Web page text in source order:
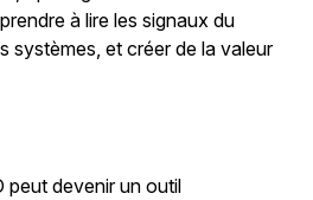
à lire les signaux du
systèmes, et créer de la valeur
peut devenir un outil